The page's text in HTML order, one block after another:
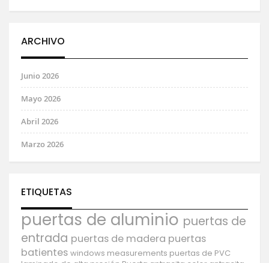
ARCHIVO
Junio 2026
Mayo 2026
Abril 2026
Marzo 2026
ETIQUETAS
puertas de aluminio puertas de
entrada puertas de madera puertas
batientes windows measurements puertas de PVC